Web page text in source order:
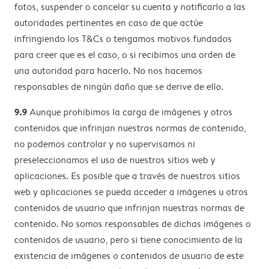
fotos, suspender o cancelar su cuenta y notificarlo a las
autoridades pertinentes en caso de que actúe
infringiendo los T&Cs o tengamos motivos fundados
para creer que es el caso, o si recibimos una orden de
una autoridad para hacerlo. No nos hacemos
responsables de ningún daño que se derive de ello.
9.9Aunque prohibimos la carga de imágenes y otros
contenidos que infrinjan nuestras normas de contenido,
no podemos controlar y no supervisamos ni
preseleccionamos el uso de nuestros sitios web y
aplicaciones. Es posible que a través de nuestros sitios
web y aplicaciones se pueda acceder a imágenes u otros
contenidos de usuario que infrinjan nuestras normas de
contenido. No somos responsables de dichas imágenes o
contenidos de usuario, pero si tiene conocimiento de la
existencia de imágenes o contenidos de usuario de este